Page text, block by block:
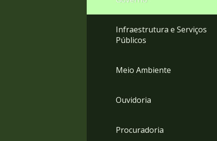
Infraestrutura e Serviços
Públicos
Meio Ambiente
Ouvidoria
Procuradoria